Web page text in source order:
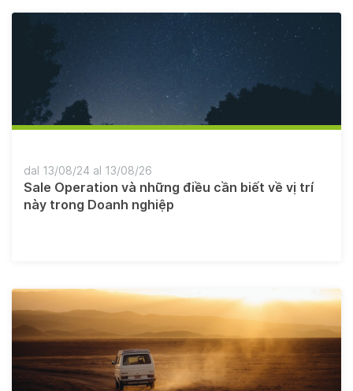
Sale Operation và những điều cần biết về vị trí
này trong Doanh nghiệp
dal 13/08/24 al 13/08/26